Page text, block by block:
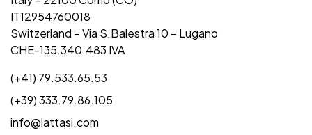
IT12954760018
Switzerland – Via S.Balestra 10 – Lugano
CHE-135.340.483 IVA
(+41) 79.533.65.53
(+39) 333.79.86.105
info@lattasi.com